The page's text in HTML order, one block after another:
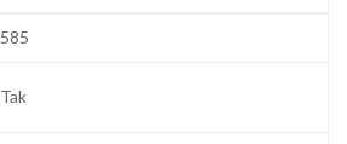
585
Tak